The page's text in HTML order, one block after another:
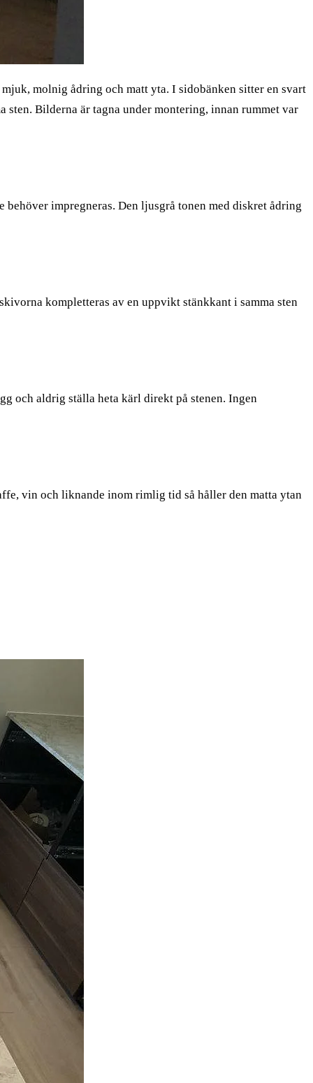
molnig ådring och matt yta. I sidobänken sitter en svart
Bilderna är tagna under montering, innan rummet var
impregneras. Den ljusgrå tonen med diskret ådring
kompletteras av en uppvikt stänkkant i samma sten
och aldrig ställa heta kärl direkt på stenen. Ingen
vin och liknande inom rimlig tid så håller den matta ytan